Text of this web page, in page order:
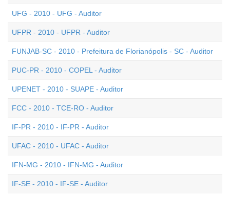
UFG - 2010 - UFG - Auditor
UFPR - 2010 - UFPR - Auditor
FUNJAB-SC - 2010 - Prefeitura de Florianópolis - SC - Auditor
PUC-PR - 2010 - COPEL - Auditor
UPENET - 2010 - SUAPE - Auditor
FCC - 2010 - TCE-RO - Auditor
IF-PR - 2010 - IF-PR - Auditor
UFAC - 2010 - UFAC - Auditor
IFN-MG - 2010 - IFN-MG - Auditor
IF-SE - 2010 - IF-SE - Auditor